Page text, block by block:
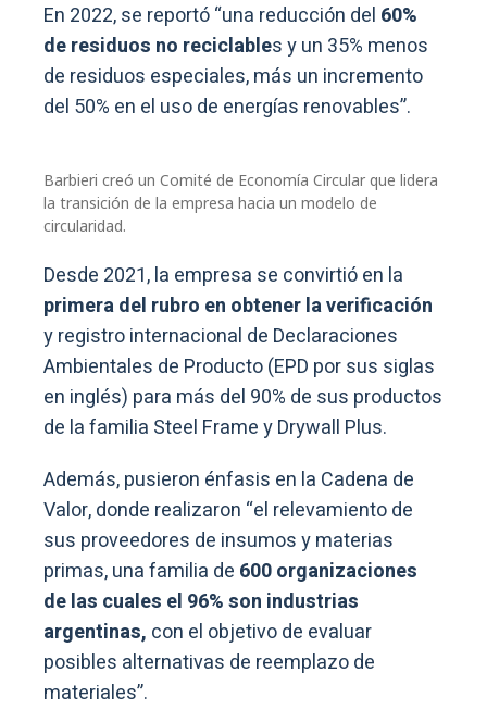
En 2022, se reportó “una reducción del 60%
de residuos no reciclables y un 35% menos
de residuos especiales, más un incremento
del 50% en el uso de energías renovables”.
Barbieri creó un Comité de Economía Circular que lidera
la transición de la empresa hacia un modelo de
circularidad.
Desde 2021, la empresa se convirtió en la
primera del rubro en obtener la verificación
y registro internacional de Declaraciones
Ambientales de Producto (EPD por sus siglas
en inglés) para más del 90% de sus productos
de la familia Steel Frame y Drywall Plus.
Además, pusieron énfasis en la Cadena de
Valor, donde realizaron “el relevamiento de
sus proveedores de insumos y materias
primas, una familia de 600 organizaciones
de las cuales el 96% son industrias
argentinas, con el objetivo de evaluar
posibles alternativas de reemplazo de
materiales”.